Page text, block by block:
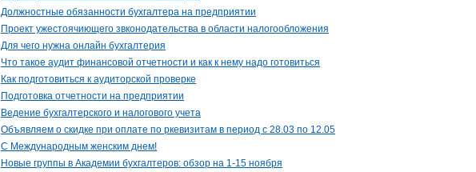
Должностные обязанности бухгалтера на предприятии
Проект ужестоячиющего звконодательства в области налогообложения
Для чего нужна онлайн бухгалтерия
Что такое аудит финансовой отчетности и как к нему надо готовиться
Как подготовиться к аудиторской проверке
Подготовка отчетности на предприятии
Ведение бухгалтерского и налогового учета
Объявляем о скидке при оплате по ркевизитам в период с 28.03 по 12.05
С Международным женским днем!
Новые группы в Академии бухгалтеров: обзор на 1-15 ноября